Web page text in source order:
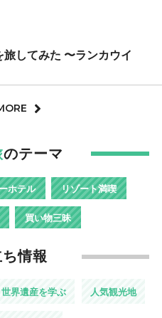
してみた 〜ランカウイ
のテーマ
ホテル リゾート満喫
買い物三昧
ち情報
世界遺産を学ぶ 人気観光地